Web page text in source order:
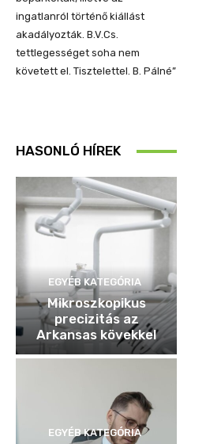
ingatlanról történő kiállást
akadályozták. B.V.Cs.
tettlegességet soha nem
követett el. Tisztelettel. B. Pálné”
HASONLÓ HÍREK
EGYÉB KATEGÓRIA
Mikroszkopikus
precizitás az
Arkansas kövekkel
EGYÉB KATEGÓRIA